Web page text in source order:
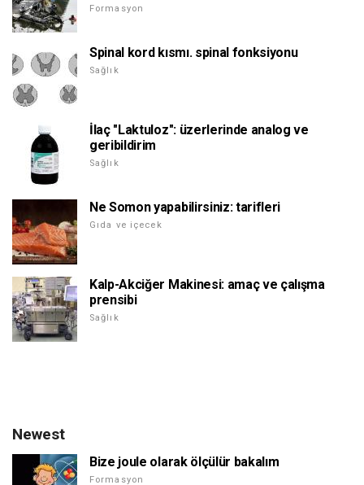
Formasyon
Spinal kord kısmı. spinal fonksiyonu
Sağlık
İlaç "Laktuloz": üzerlerinde analog ve
geribildirim
Sağlık
Ne Somon yapabilirsiniz: tarifleri
Gıda ve içecek
Kalp-Akciğer Makinesi: amaç ve çalışma
prensibi
Sağlık
Newest
Bize joule olarak ölçülür bakalım
Formasyon